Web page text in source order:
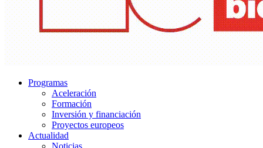
Programas
Aceleración
Formación
Inversión y financiación
Proyectos europeos
Actualidad
Noticias